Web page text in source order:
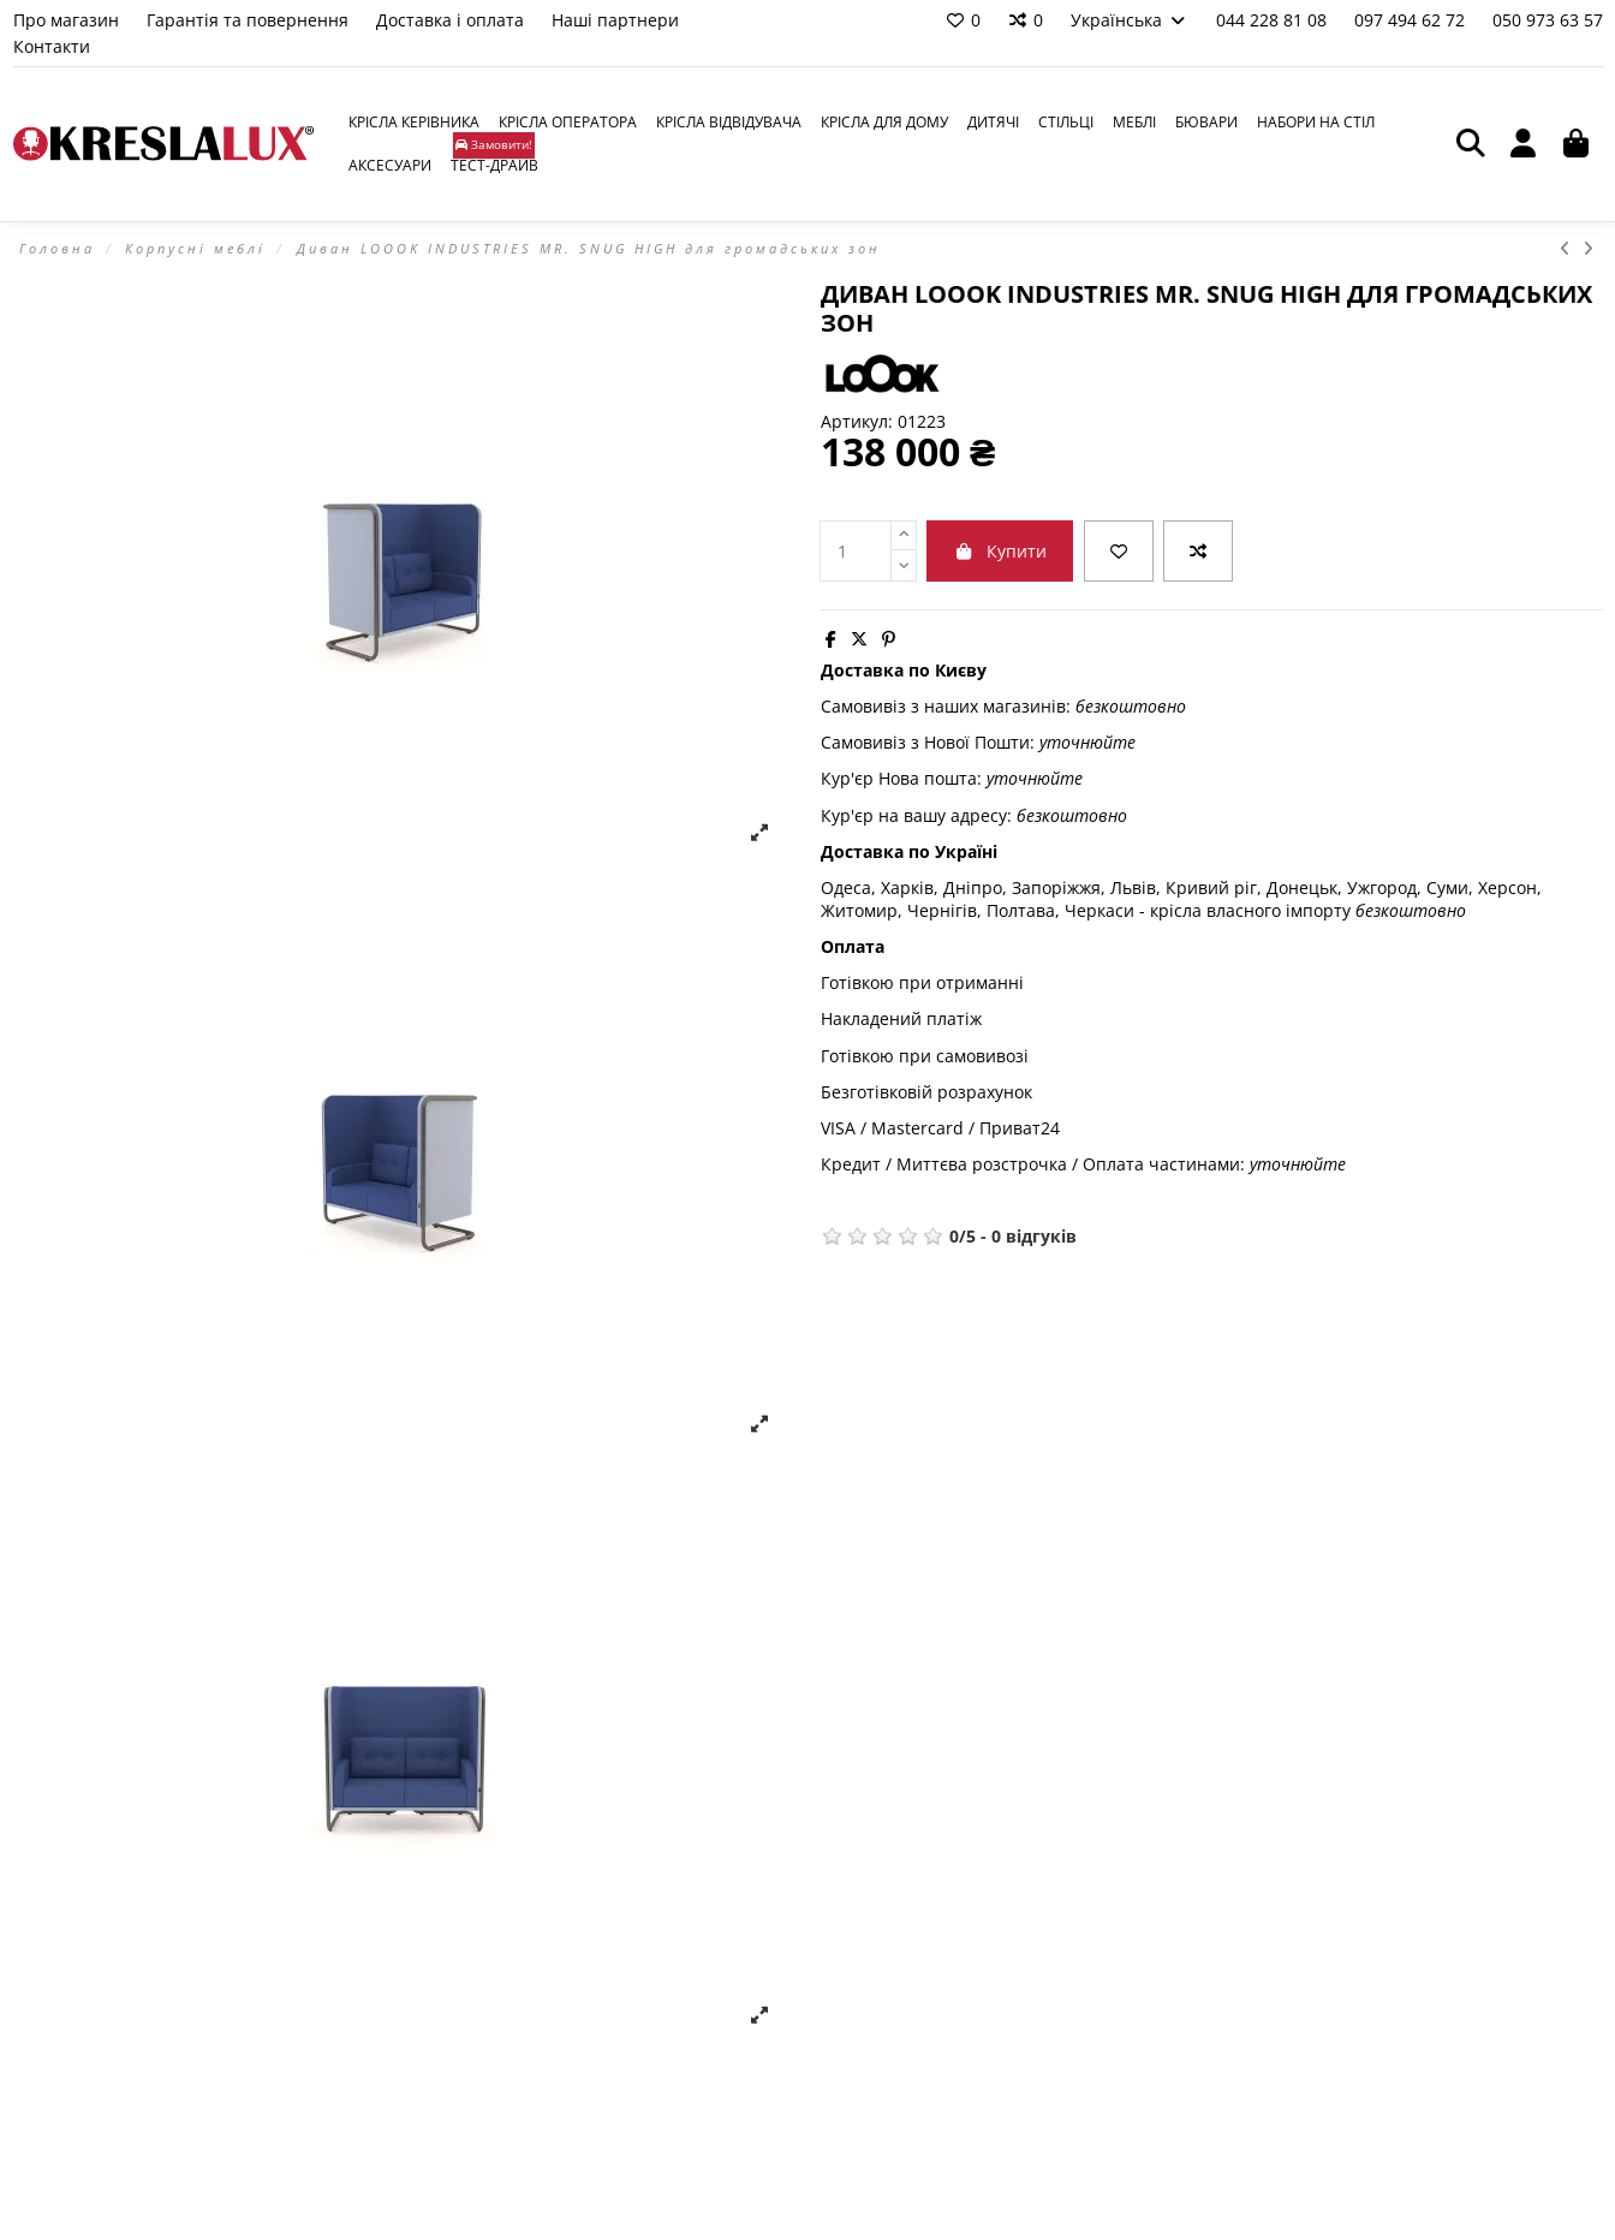
Про магазин Гарантія та повернення Доставка і оплата
Наші партнери
Контакти
0 0 Українська 044 228 81 08 097 494 62 72 050 973 63 57
КРІСЛА КЕРІВНИКА КРІСЛА ОПЕРАТОРА КРІСЛА ВІДВІДУВАЧА КРІСЛА ДЛЯ ДОМУ ДИТЯЧІ СТІЛЬЦІ МЕБЛІ БЮВАРИ НАБОРИ НА СТІЛ
АКСЕСУАРИ ТЕСТ-ДРАЙВ
Замовити!
Головна Корпусні меблі Диван LOOOK INDUSTRIES MR. SNUG HIGH для громадських зон
ДИВАН LOOOK INDUSTRIES MR. SNUG HIGH ДЛЯ ГРОМАДСЬКИХ
ЗОН
Артикул: 01223
138 000 ₴
Купити
Доставка по Києву
Самовивіз з наших магазинів: безкоштовно
Самовивіз з Нової Пошти: уточнюйте
Кур'єр Нова пошта: уточнюйте
Кур'єр на вашу адресу: безкоштовно
Доставка по Україні
Одеса, Харків, Дніпро, Запоріжжя, Львів, Кривий ріг, Донецьк, Ужгород, Суми, Херсон,
Житомир, Чернігів, Полтава, Черкаси - крісла власного імпорту безкоштовно
Оплата
Готівкою при отриманні
Накладений платіж
Готівкою при самовивозі
Безготівковій розрахунок
VISA / Mastercard / Приват24
Кредит / Миттєва розстрочка / Оплата частинами: уточнюйте
0/5- 0 відгуків